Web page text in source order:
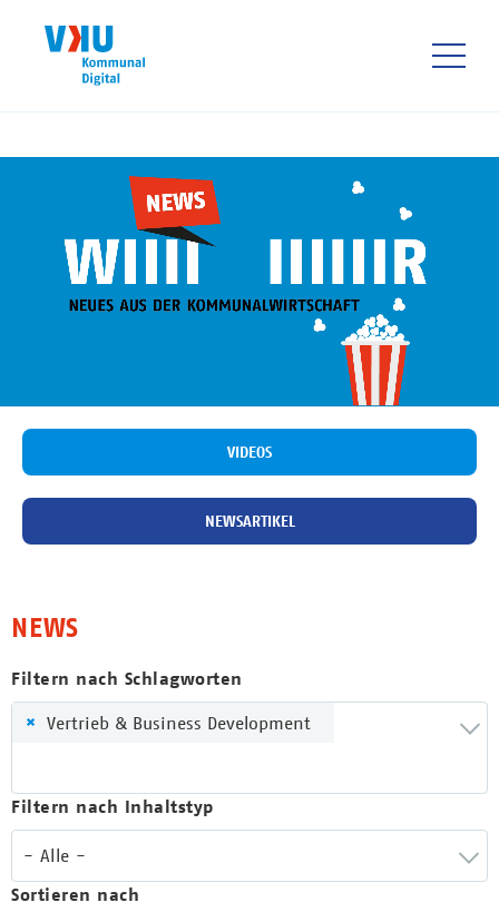
VIDEOS
NEWSARTIKEL
NEWS
Filtern nach Schlagworten
× Vertrieb & Business Development
Filtern nach Inhaltstyp
- Alle -
Sortieren nach